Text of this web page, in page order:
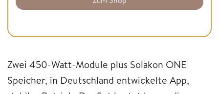
Zwei 450-Watt-Module plus Solakon ONE
Speicher, in Deutschland entwickelte App,